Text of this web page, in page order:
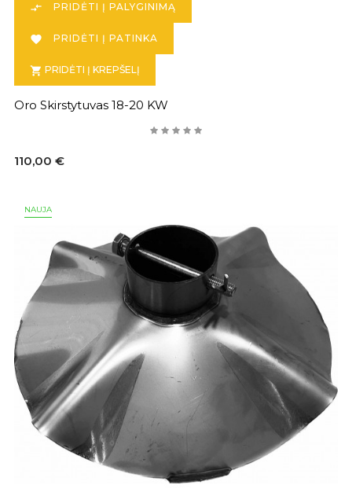
 PRIDĖTI Į PALYGINIMĄ
 PRIDĖTI Į PATINKA
 PRIDĖTI Į KREPŠELĮ
Oro Skirstytuvas 18-20 KW
110,00 €
NAUJA